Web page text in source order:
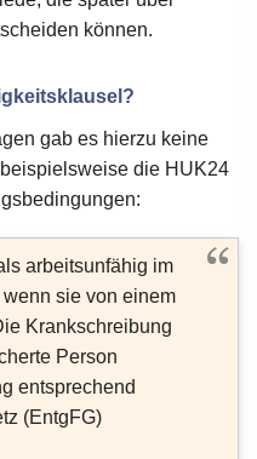
können.
gab es hierzu keine
die HUK24
arbeitsunfähig im
sie von einem
Krankschreibung
Person
entsprechend
(EntgFG)